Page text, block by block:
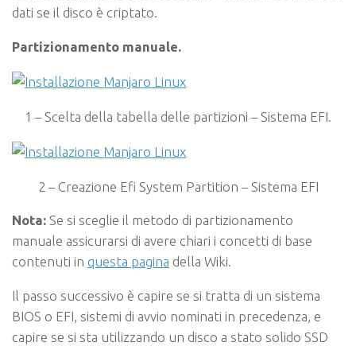
dati se il disco è criptato.
Partizionamento manuale.
1 – Scelta della tabella delle partizioni – Sistema EFI.
2 – Creazione Efi System Partition – Sistema EFI
Nota: Se si sceglie il metodo di partizionamento
manuale assicurarsi di avere chiari i concetti di base
contenuti in questa pagina della Wiki.
Il passo successivo è capire se si tratta di un sistema
BIOS o EFI, sistemi di avvio nominati in precedenza, e
capire se si sta utilizzando un disco a stato solido SSD